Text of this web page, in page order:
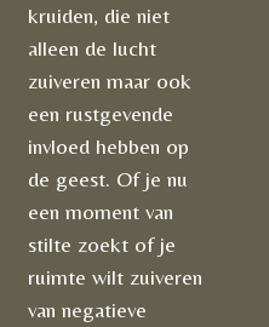
kruiden, die niet
alleen de lucht
zuiveren maar ook
een rustgevende
invloed hebben op
de geest. Of je nu
een moment van
stilte zoekt of je
ruimte wilt zuiveren
van negatieve